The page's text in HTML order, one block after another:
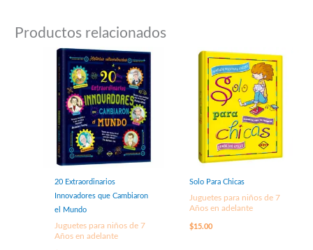
Productos relacionados
20 Extraordinarios
Innovadores que Cambiaron
el Mundo
Juguetes para niños de 7
Años en adelante
Solo Para Chicas
Juguetes para niños de 7
Años en adelante
$15.00